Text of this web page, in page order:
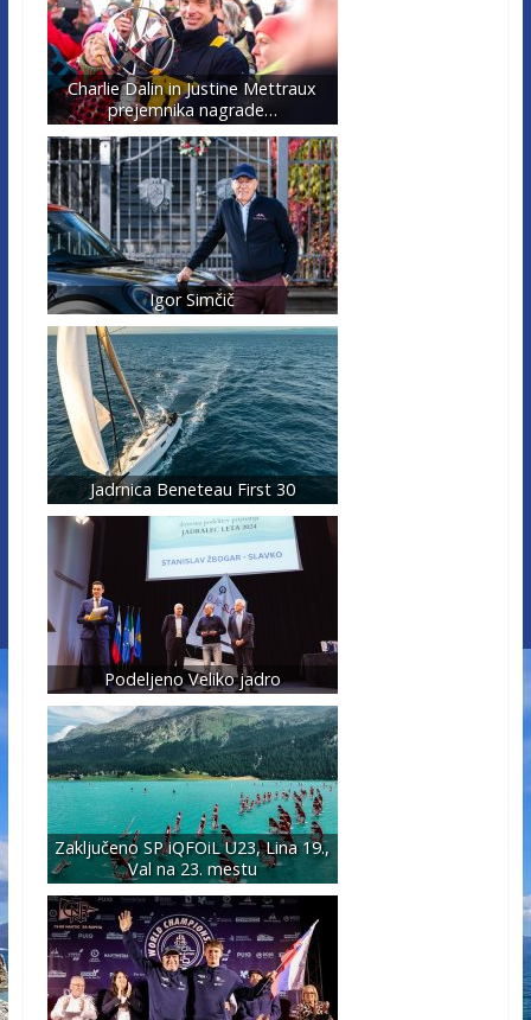
Charlie Dalin in Justine Mettraux
prejemnika nagrade…
Igor Simčič
Jadrnica Beneteau First 30
Podeljeno Veliko jadro
Zaključeno SP iQFOiL U23, Lina 19.,
Val na 23. mestu